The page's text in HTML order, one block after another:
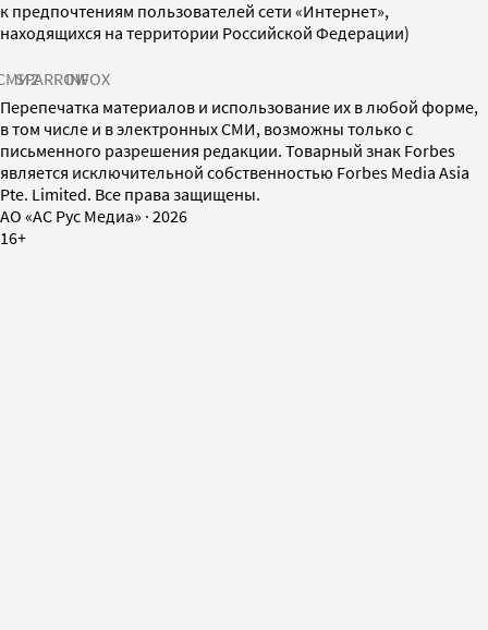
к предпочтениям пользователей сети «Интернет»,
находящихся на территории Российской Федерации)
SPARROWINFOX
Перепечатка материалов и использование их в любой форме,
в том числе и в электронных СМИ, возможны только с
письменного разрешения редакции. Товарный знак Forbes
является исключительной собственностью Forbes Media Asia
Pte. Limited. Все права защищены.
AO «АС Рус Медиа» · 2026
16+